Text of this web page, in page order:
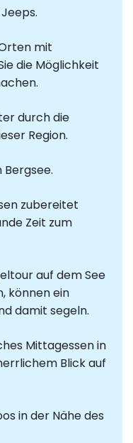
mit
die Möglichkeit
durch die
Region.
zubereitet
Zeit zum
auf dem See
können ein
damit segeln.
Mittagessen in
Blick auf
in der Nähe des